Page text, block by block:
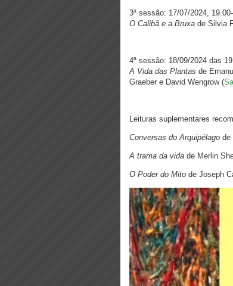
3ª sessão: 17/07/2024,
O Calibã e a Bruxa de Silvia
4ª sessão: 18/09/2024 das
A Vida das Plantas de
Graeber e David Wengrow (
Leituras suplementares
Conversas do Arquipélago de
A trama da vida de Merlin
O Poder do Mito de Joseph